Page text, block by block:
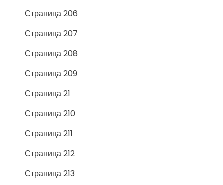
Страница 206
Страница 207
Страница 208
Страница 209
Страница 21
Страница 210
Страница 211
Страница 212
Страница 213